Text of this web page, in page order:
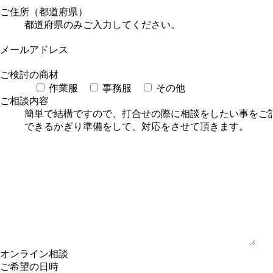
ご住所（都道府県）
都道府県のみご入力してください。
メールアドレス
ご検討の商材
作業服
事務服
その他
ご相談内容
簡単で結構ですので、打合せの際に相談をしたい事をご
できるかぎり準備をして、対応をさせて頂きます。
オンライン相談
ご希望の日時